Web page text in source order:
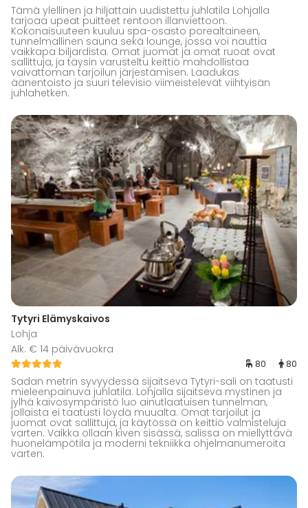
Tämä ylellinen ja hiljattain uudistettu juhlatila Lohjalla
tarjoaa upeat puitteet rentoon illanviettoon.
Kokonaisuuteen kuuluu spa-osasto porealtaineen,
tunnelmallinen sauna sekä lounge, jossa voi nauttia
vaikkapa biljardista. Omat juomat ja omat ruoat ovat
sallittuja, ja täysin varusteltu keittiö mahdollistaa
vaivattoman tarjoilun järjestämisen. Laadukas
äänentoisto ja suuri televisio viimeistelevät viihtyisän
juhlahetken.
Tytyri Elämyskaivos
Lohja
Alk. € 14 päivävuokra
80 80
Sadan metrin syvyydessä sijaitseva Tytyri-sali on taatusti
mieleenpainuva juhlatila. Lohjalla sijaitseva mystinen ja
jylhä kaivosympäristö luo ainutlaatuisen tunnelman,
jollaista ei taatusti löydä muualta. Omat tarjoilut ja
juomat ovat sallittuja, ja käytössä on keittiö valmisteluja
varten. Vaikka ollaan kiven sisässä, salissa on miellyttävä
huonelämpötila ja moderni tekniikka ohjelmanumeroita
varten.